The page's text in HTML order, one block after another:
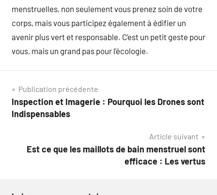
menstruelles, non seulement vous prenez soin de votre
corps, mais vous participez également à édifier un
avenir plus vert et responsable. C’est un petit geste pour
vous, mais un grand pas pour l’écologie.
Navigation
de
Publication précédente
Inspection et Imagerie : Pourquoi les Drones sont
Indispensables
Article suivant
Est ce que les maillots de bain menstruel sont
efficace : Les vertus